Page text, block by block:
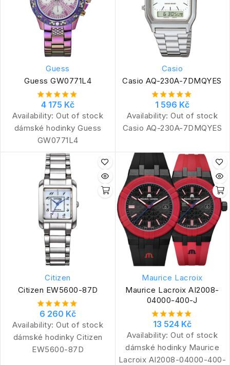
Guess
Guess GW0771L4
4 175 Kč
Availability: Out of stock
dámské hodinky Guess
GW0771L4
Casio
Casio AQ-230A-7DMQYES
1 596 Kč
Availability: Out of stock
Casio AQ-230A-7DMQYES
Citizen
Citizen EW5600-87D
6 260 Kč
Availability: Out of stock
dámské hodinky Citizen
EW5600-87D
Maurice Lacroix
Maurice Lacroix AI2008-
04000-400-J
13 524 Kč
Availability: Out of stock
dámské hodinky Maurice
Lacroix AI2008-04000-400-